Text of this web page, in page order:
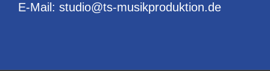
E-Mail: studio@ts-musikproduktion.de